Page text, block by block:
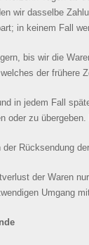
wir dasselbe
in keinem Fall
bis wir die
der frühere
in jedem Fall
oder zu
Rücksendung
der Waren
Umgang